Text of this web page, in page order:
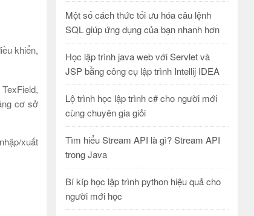
khiển,
cơ sở
xuất
Một số cách thức tối ưu hóa câu lệnh
SQL giúp ứng dụng của bạn nhanh hơn
Học lập trình java web với Servlet và
JSP bằng công cụ lập trình Intellij IDEA
Lộ trình học lập trình c# cho người mới
cùng chuyên gia giỏi
Tìm hiểu Stream API là gì? Stream API
trong Java
Bí kíp học lập trình python hiệu quả cho
người mới học